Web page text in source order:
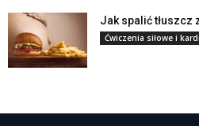
Jak spalić tłuszcz
Ćwiczenia siłowe i